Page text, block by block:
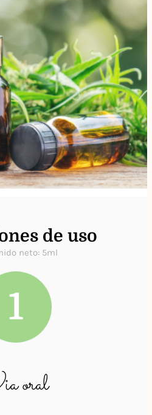
de uso
neto: 5ml
oral